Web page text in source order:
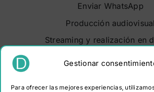
Gestionar
Para ofrecer las mejores experiencias,
Enviar WhatsApp
Producción audiovisual
Streaming y realización en